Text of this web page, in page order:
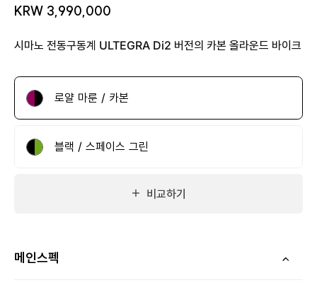
KRW 3,990,000
시마노 전동구동계 ULTEGRA Di2 버전의 카본 올라운드 바이크
로얄 마룬 / 카본
블랙 / 스페이스 그린
비교하기
메인스펙